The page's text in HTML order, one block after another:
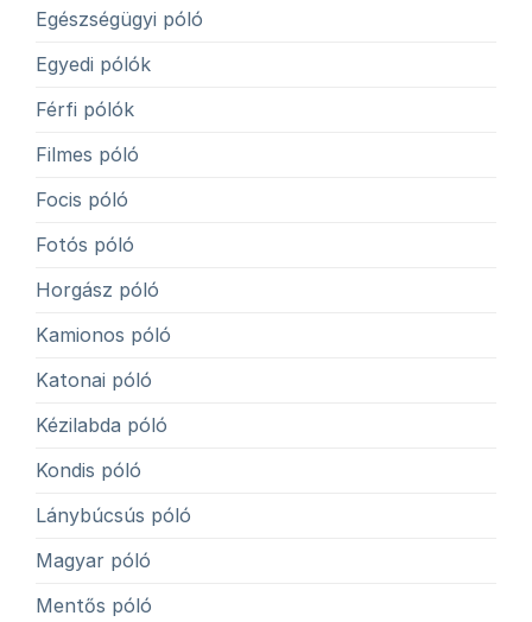
Egészségügyi póló
Egyedi pólók
Férfi pólók
Filmes póló
Focis póló
Fotós póló
Horgász póló
Kamionos póló
Katonai póló
Kézilabda póló
Kondis póló
Lánybúcsús póló
Magyar póló
Mentős póló